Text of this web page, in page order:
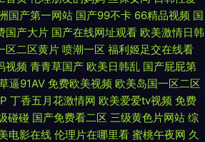
品国产探花视频 激情综合日韩 在线一本 东方日
天天 97国产在线 欧美日韩在线一区不卡 岛国无
先锋 91高清福利 香蕉伊在
国产第一网站 国产99不卡 66精品视频 国
国产大片 国产在线网址观看 欧美激情日韩
区二区黄片 喷潮一区 福利姬足交在线看
视频 青青草国产 欧美日韩乱 国产屁屁第
逼91AV 免费欧美视频 欧美岛国一区二区
丁香五月花激情网 欧美爱爱tv视频 免费
碰碰 国产免费看二区 三级黄色片网站 综
电影在线 伦理片在哪里看 蜜桃午夜网 久